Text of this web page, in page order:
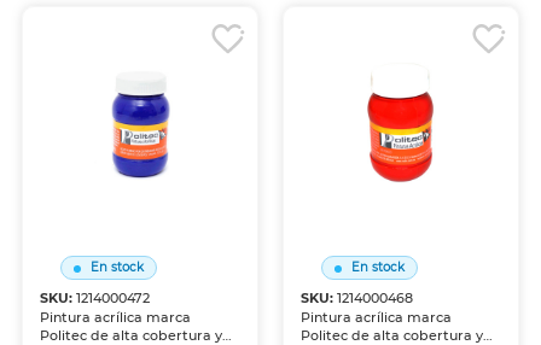
En stock
SKU:1214000472
Pintura acrílica marca
Politec de alta cobertura y
En stock
SKU: 1214000468
Pintura acrílica marca
Politec de alta cobertura y